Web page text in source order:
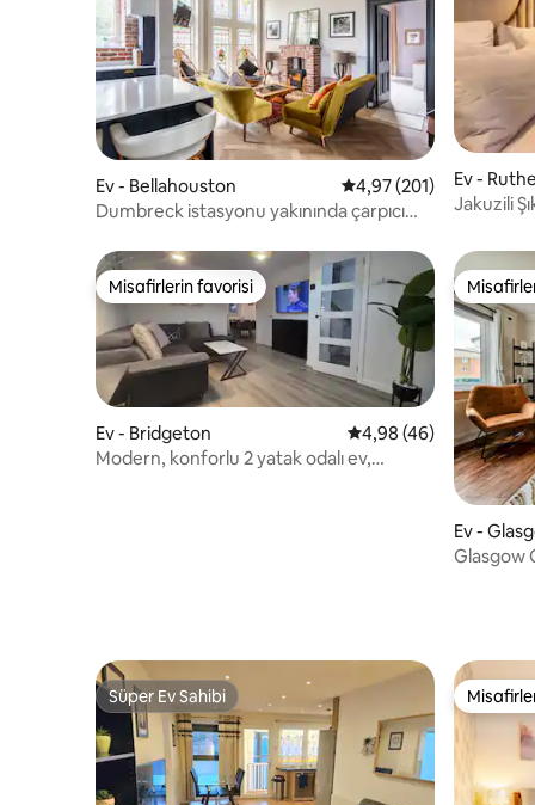
Ev - Bellahouston 5 üzerinden ortalama
4,97 (201)
Dumbreck istasyonu yakınında çarpıcı
Ev -
Jakuzili
Misafirlerin favorisi
Misafirlerin favorisi
Ev - Bridgeton 5 üzerinden ortalama
4,98 (46)
Modern, konforlu 2 yatak odalı ev,
Ev -
Glasgow
Süper Ev Sahibi
Süper Ev Sahibi